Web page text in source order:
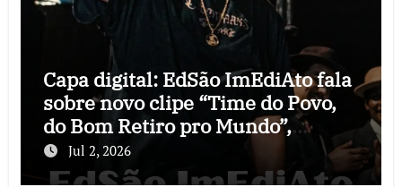
Capa digital: EdSão ImEdiAto fala
sobre novo clipe “Time do Povo,
do Bom Retiro pro Mundo”,
audiovisual que celebra as raízes
do Corinthians
Jul 2, 2026